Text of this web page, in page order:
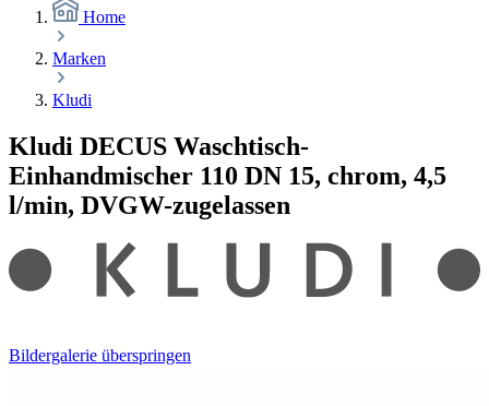
Home
Marken
Kludi
Kludi DECUS Waschtisch-
Einhandmischer 110 DN 15, chrom, 4,5
l/min, DVGW-zugelassen
Bildergalerie überspringen